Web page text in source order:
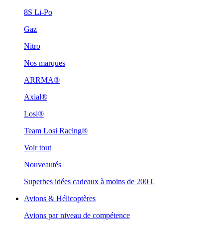
8S Li-Po
Gaz
Nitro
Nos marques
ARRMA®
Axial®
Losi®
Team Losi Racing®
Voir tout
Nouveautés
Superbes idées cadeaux à moins de 200 €
Avions & Hélicoptères
Avions par niveau de compétence